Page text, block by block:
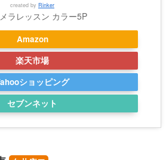
created by Rinker
ラレッスン カラー5P
Amazon
楽天市場
ショッピング
セブンネット